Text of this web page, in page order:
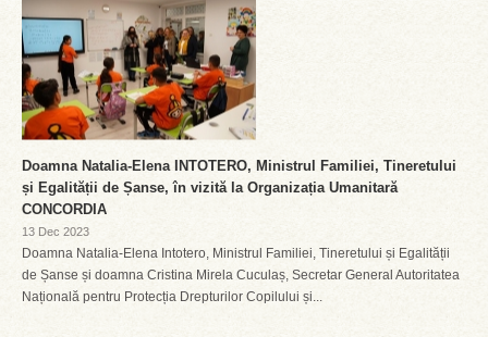
Doamna Natalia-Elena INTOTERO, Ministrul Familiei, Tineretului
și Egalității de Șanse, în vizită la Organizația Umanitară
CONCORDIA
13 Dec 2023
Doamna Natalia-Elena Intotero, Ministrul Familiei, Tineretului și Egalității
de Șanse și doamna Cristina Mirela Cuculaș, Secretar General Autoritatea
Națională pentru Protecția Drepturilor Copilului și...